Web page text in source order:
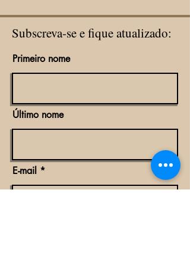
Subscreva-se e fique atualizado:
Primeiro nome
Último nome
E-mail